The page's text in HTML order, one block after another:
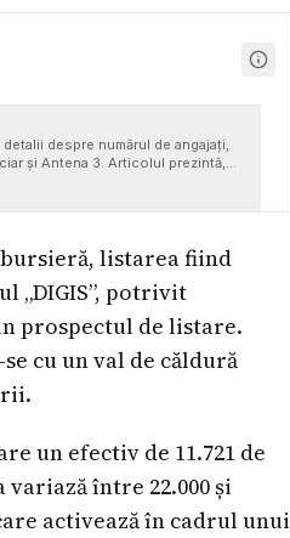
despre numărul de angajați,
și Antena 3. Articolul prezintă,
listarea fiind
„DIGIS”, potrivit
prospectul de listare.
cu un val de căldură
un efectiv de 11.721 de
între 22.000 și
activează în cadrul unui